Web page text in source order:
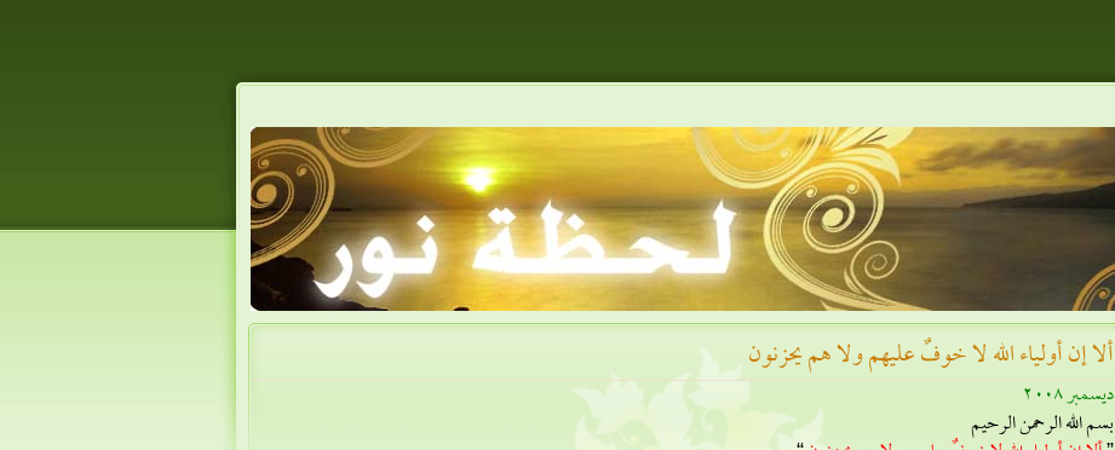
ألا إن أولياء الله لا خوفٌ عليهم ولا هم يحزنون
ديسمبر 2008
بسم الله الرحمن الرحيم